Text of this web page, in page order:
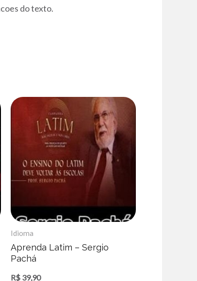
do texto.
Idioma
Aprenda Latim – Sergio
Pachá
R$ 39,90